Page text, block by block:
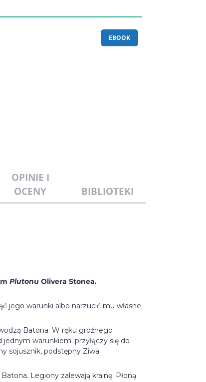
EBOOK
OPINIE I
OCENY
BIBLIOTEKI
Plutonu Olivera Stonea.
jego warunki albo narzucić mu własne.
Batona. W ręku groźnego
warunkiem: przyłączy się do
sojusznik, podstępny Ziwa.
Legiony zalewają krainę. Płoną